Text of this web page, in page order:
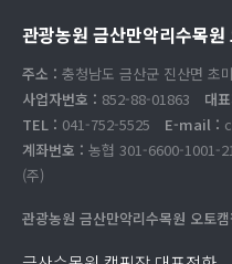
관광농원 금산만악리수목원
주소 : 충청남도 금산군 진산면 초
사업자번호 : 852-88-01863 대
TEL : 041-752-5525 E-mail :
계좌번호 : 농협 301-6600-1001-
(주)
관광농원 금산만악리수목원 오토